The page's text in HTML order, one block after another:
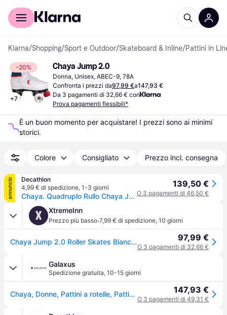
Per il tuo shopping
Klarna/Shopping/Sport e Outdoor/Skateboard & Inline/Pattini in
-20%
+7
Chaya Jump 2.0
Donna, Unisex, ABEC-9, 78A
Confronta i prezzi da97,99 €a147,93 €
Da 3 pagamenti di 32,66 € con
Prova pagamenti flessibili*
È un buon momento per acquistare! I prezzi sono ai minimi
storici.
Colore Consigliato Prezzo incl. consegna
annuncio
Decathlon
4,99 € di spedizione, 1-3 giorni
Chaya. Quadruplo Rullo Chaya Jump 2.0 Pattini A Rotelle Ritiro Gratis - biancoblu - 40
139,50 €
O 3 pagamenti di 46,50 €
X XtremeInn
Prezzo più basso·7,99 € di spedizione, 10 giorni
Chaya Jump 2.0 Roller Skates Bianco EU 40 97,99 €
O 3 pagamenti di 32,66 €
Galaxus
Spedizione gratuita, 10-15 giorni
Chaya, Donne, Pattini a rotelle, Pattini A Rotelle Da Parco (36), Blu, Bianco 147,93 €
O 3 pagamenti di 49,31 €